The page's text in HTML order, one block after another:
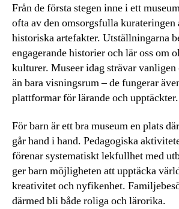
Från de första stegen inne i ett
ofta av den omsorgsfulla
historiska artefakter. Utställningarna
engagerande historier och lär oss om
kulturer. Museer idag strävar vanligen
än bara visningsrum – de fungerar
plattformar för lärande och upptäckter.
För barn är ett bra museum en plats
går hand i hand. Pedagogiska
förenar systematiskt lekfullhet med
ger barn möjligheten att upptäcka
kreativitet och nyfikenhet.
därmed bli både roliga och lärorika.